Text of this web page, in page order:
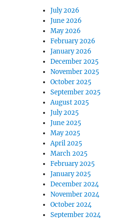
July 2026
June 2026
May 2026
February 2026
January 2026
December 2025
November 2025
October 2025
September 2025
August 2025
July 2025
June 2025
May 2025
April 2025
March 2025
February 2025
January 2025
December 2024
November 2024
October 2024
September 2024